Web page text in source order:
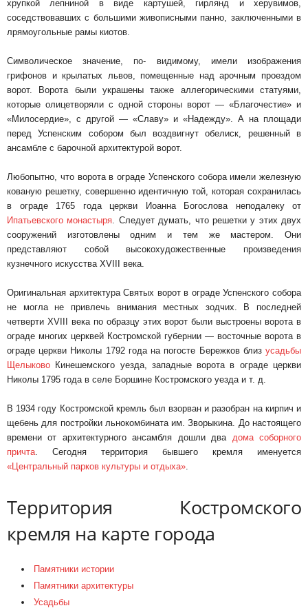
хрупкой лепниной в виде картушей, гирлянд и херувимов,
соседствовавших с большими живо­писными панно, заключенными в
лрямоугольные рамы киотов.
Символическое значение, по- видимому, имели изображения
грифонов и кры­латых львов, помещенные над арочным проез­дом
ворот. Ворота были украшены также алле­горическими статуями,
которые олицетворяли с одной стороны ворот — «Благочестие» и
«Мило­сердие», с другой — «Славу» и «Надежду». А на площади
перед Успенским собором был воздвиг­нут обелиск, решенный в
ансамбле с барочной архитектурой ворот.
Любопытно, что ворота в ограде Успенского собора имели железную
кованую решетку, со­вершенно идентичную той, которая сохранилась
в ограде 1765 года церкви Иоанна Богослова не­подалеку от
Ипатьевского монастыря. Следует думать, что решетки у этих двух
сооружений изготовлены одним и тем же мастером. Они
представляют собой высокохудожественные про­изведения
кузнечного искусства XVIII века.
Оригинальная архитектура Святых ворот в ог­раде Успенского собора
не могла не привлечь внимания местных зодчих. В последней
четверти XVIII века по образцу этих ворот были выстрое­ны ворота в
ограде многих церквей Костромской губернии — восточные ворота в
ограде церкви Николы 1792 года на погосте Бережков близ усадьбы
Щелыково Кинешемского уезда, запад­ные ворота в ограде церкви
Николы 1795 года в селе Боршине Костромского уезда и т. д.
В 1934 году Костромской кремль был взорван и разобран на кирпич и
щебень для постройки льнокомбината им. Зворыкина. До настоящего
времени от архитектурного ансамбля дошли два дома соборного
причта. Сегодня территория бывшего кремля именуется
«Центральный парков культуры и отдыха».
Территория Костромского
кремля на карте города
Памятники истории
Памятники архитектуры
Усадьбы